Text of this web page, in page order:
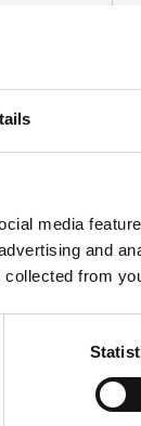
media
and
collected from